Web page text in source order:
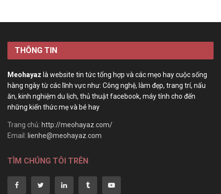
THÔNG TIN
Meohayaz là website tin tức tổng hợp và các mẹo hay cuộc sống
hàng ngày từ các lĩnh vực như: Công nghệ, làm đẹp, trang trí, nấu
ăn, kinh nghiệm du lịch, thủ thuật facebook, máy tính cho đến
những kiến thức mẹ và bé hay
Trang chủ: http://meohayaz.com/
Email: lienhe@meohayaz.com
TÌM CHÚNG TÔI TRÊN